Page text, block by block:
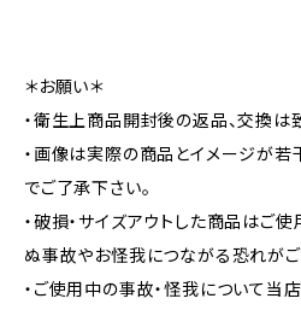
＊お願い＊
・衛生上商品開封後の返品、交換は
・画像は実際の商品とイメージが
でご了承下さい。
・破損・サイズアウトした商品はご
ぬ事故やお怪我につながる恐れがご
・ご使用中の事故・怪我について当